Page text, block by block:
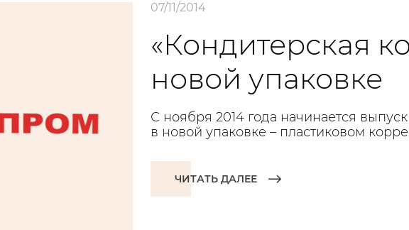
07/11/2014
«Кондитерская
новой упаковке
С ноября 2014 года начинается
в новой упаковке – пластиковом
ЧИТАТЬ ДАЛЕЕ